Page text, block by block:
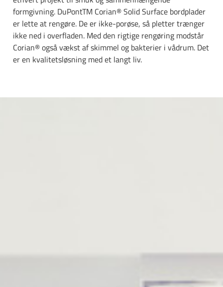
formgivning. DuPontTM Corian® Solid Surface bordplader
er lette at rengøre. De er ikke-porøse, så pletter trænger
ikke ned i overfladen. Med den rigtige rengøring modstår
Corian® også vækst af skimmel og bakterier i vådrum. Det
er en kvalitetsløsning med et langt liv.